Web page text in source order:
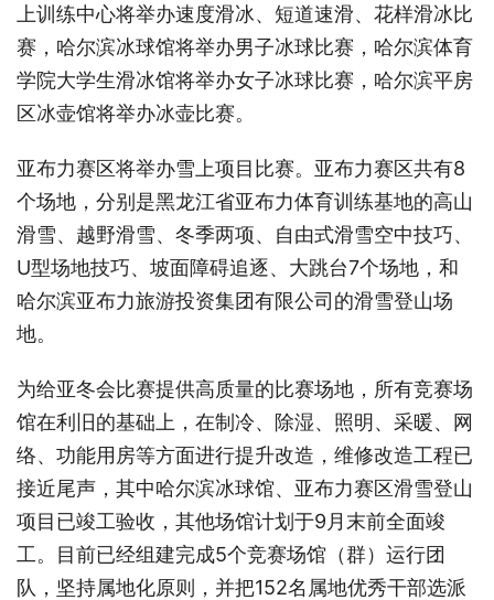
上训练中心将举办速度滑冰、短道速滑、花样滑冰比
赛，哈尔滨冰球馆将举办男子冰球比赛，哈尔滨体育
学院大学生滑冰馆将举办女子冰球比赛，哈尔滨平房
区冰壶馆将举办冰壶比赛。
亚布力赛区将举办雪上项目比赛。亚布力赛区共有8
个场地，分别是黑龙江省亚布力体育训练基地的高山
滑雪、越野滑雪、冬季两项、自由式滑雪空中技巧、
U型场地技巧、坡面障碍追逐、大跳台7个场地，和
哈尔滨亚布力旅游投资集团有限公司的滑雪登山场
地。
为给亚冬会比赛提供高质量的比赛场地，所有竞赛场
馆在利旧的基础上，在制冷、除湿、照明、采暖、网
络、功能用房等方面进行提升改造，维修改造工程已
接近尾声，其中哈尔滨冰球馆、亚布力赛区滑雪登山
项目已竣工验收，其他场馆计划于9月末前全面竣
工。目前已经组建完成5个竞赛场馆（群）运行团
队，坚持属地化原则，并把152名属地优秀干部选派